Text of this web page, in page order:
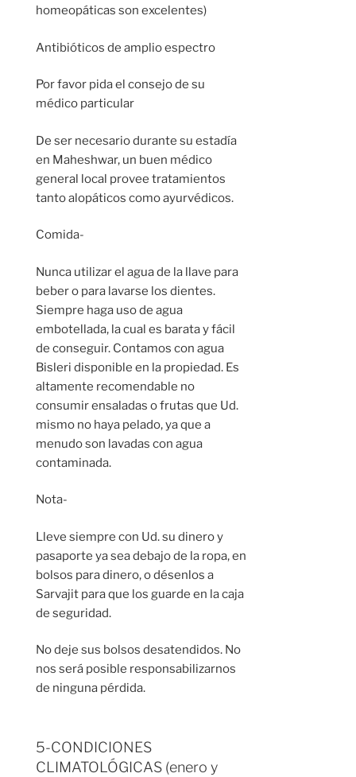
homeopáticas son excelentes)
Antibióticos de amplio espectro
Por favor pida el consejo de su
médico particular
De ser necesario durante su estadía
en Maheshwar, un buen médico
general local provee tratamientos
tanto alopáticos como ayurvédicos.
Comida-
Nunca utilizar el agua de la llave para
beber o para lavarse los dientes.
Siempre haga uso de agua
embotellada, la cual es barata y fácil
de conseguir. Contamos con agua
Bisleri disponible en la propiedad. Es
altamente recomendable no
consumir ensaladas o frutas que Ud.
mismo no haya pelado, ya que a
menudo son lavadas con agua
contaminada.
Nota-
Lleve siempre con Ud. su dinero y
pasaporte ya sea debajo de la ropa, en
bolsos para dinero, o désenlos a
Sarvajit para que los guarde en la caja
de seguridad.
No deje sus bolsos desatendidos. No
nos será posible responsabilizarnos
de ninguna pérdida.
5-CONDICIONES
CLIMATOLÓGICAS (enero y